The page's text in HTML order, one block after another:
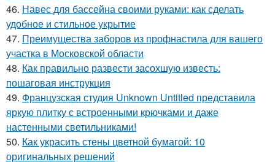
46. Навес для бассейна своими руками: как сделать
удобное и стильное укрытие
47. Преимущества заборов из профнастила для вашего
участка в Московской области
48. Как правильно развести засохшую известь:
пошаговая инструкция
49. Французская студия Unknown Untitled представила
яркую плитку с встроенными крючками и даже
настенными светильниками!
50. Как украсить стены цветной бумагой: 10
оригинальных решений